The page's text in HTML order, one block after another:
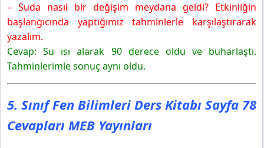
– Suda nasıl bir değişim meydana geldi? Etkinliğin
başlangıcında yaptığımız tahminlerle karşılaştırarak
yazalım.
Cevap: Su ısı alarak 90 derece oldu ve buharlaştı.
Tahminlerimle sonuç aynı oldu.
5. Sınıf Fen Bilimleri Ders Kitabı Sayfa 78
Cevapları MEB Yayınları